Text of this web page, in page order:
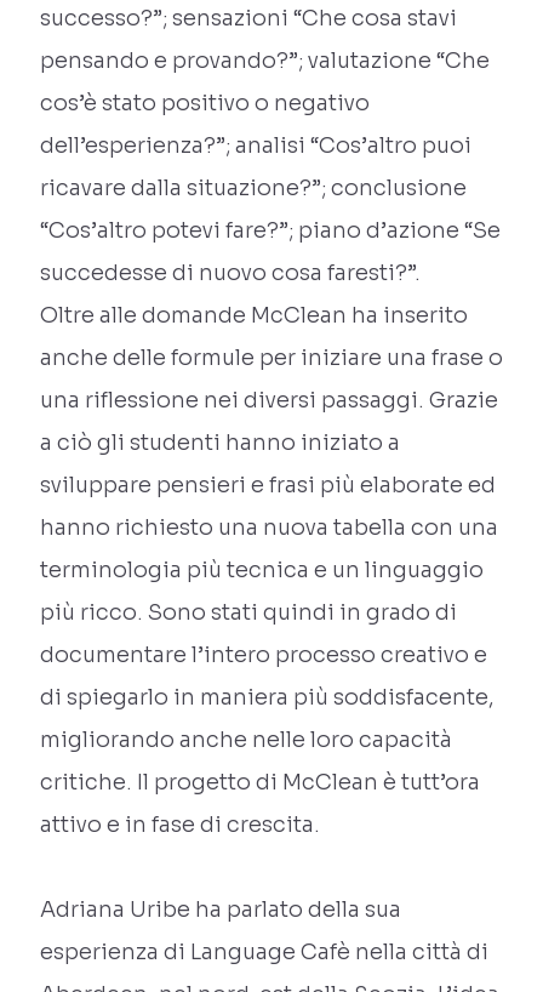
successo?”; sensazioni “Che cosa stavi
pensando e provando?”; valutazione “Che
cos’è stato positivo o negativo
dell’esperienza?”; analisi “Cos’altro puoi
ricavare dalla situazione?”; conclusione
“Cos’altro potevi fare?”; piano d’azione “Se
succedesse di nuovo cosa faresti?”.
Oltre alle domande McClean ha inserito
anche delle formule per iniziare una frase o
una riflessione nei diversi passaggi. Grazie
a ciò gli studenti hanno iniziato a
sviluppare pensieri e frasi più elaborate ed
hanno richiesto una nuova tabella con una
terminologia più tecnica e un linguaggio
più ricco. Sono stati quindi in grado di
documentare l’intero processo creativo e
di spiegarlo in maniera più soddisfacente,
migliorando anche nelle loro capacità
critiche. Il progetto di McClean è tutt’ora
attivo e in fase di crescita.
Adriana Uribe ha parlato della sua
esperienza di Language Cafè nella città di